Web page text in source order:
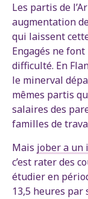
Les partis de
augmentation
qui laissent
Engagés ne
difficulté. En
le minerval
mêmes partis
salaires des
familles de
Mais jober a un
c’est rater des
étudier en
13,5 heures par